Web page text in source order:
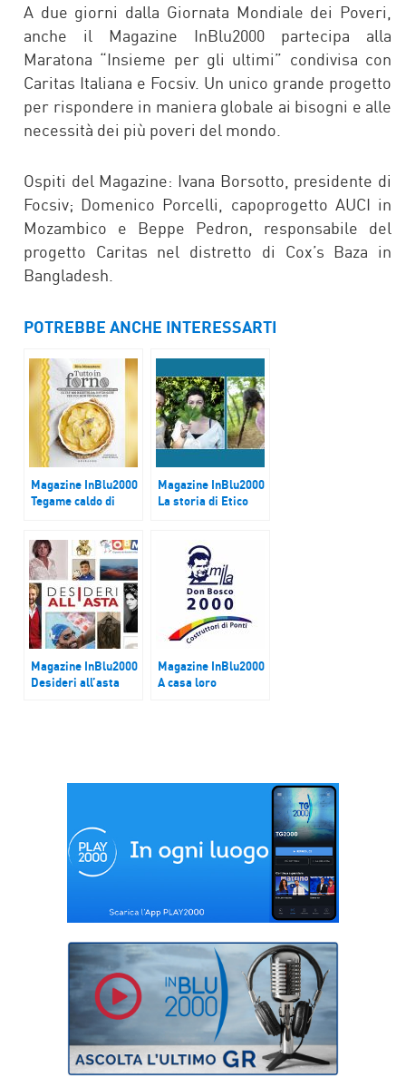
A due giorni dalla Giornata Mondiale dei Poveri,
anche il Magazine InBlu2000 partecipa alla
Maratona “Insieme per gli ultimi” condivisa con
Caritas Italiana e Focsiv. Un unico grande progetto
per rispondere in maniera globale ai bisogni e alle
necessità dei più poveri del mondo.
Ospiti del Magazine: Ivana Borsotto, presidente di
Focsiv; Domenico Porcelli, capoprogetto AUCI in
Mozambico e Beppe Pedron, responsabile del
progetto Caritas nel distretto di Cox’s Baza in
Bangladesh.
POTREBBE ANCHE INTERESSARTI
Magazine InBlu2000
Tegame caldo di
Magazine InBlu2000
La storia di Etico
Magazine InBlu2000
Desideri all’asta
Magazine InBlu2000
A casa loro